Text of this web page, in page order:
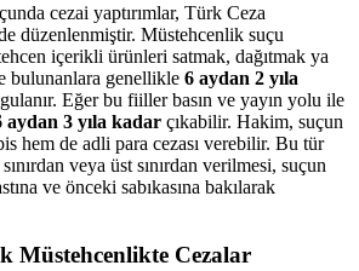
cezai yaptırımlar, Türk Ceza
düzenlenmiştir. Müstehcenlik suçu
içerikli ürünleri satmak, dağıtmak ya
bulunanlara genellikle 6 aydan 2 yıla
Eğer bu fiiller basın ve yayın yolu ile
aydan 3 yıla kadar çıkabilir. Hakim, suçun
hem de adli para cezası verebilir. Bu tür
veya üst sınırdan verilmesi, suçun
ve önceki sabıkasına bakılarak
Müstehcenlikte Cezalar